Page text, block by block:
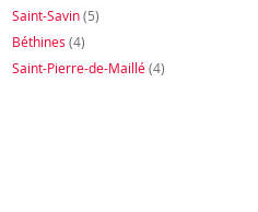
Saint-Savin(5)
Béthines (4)
Saint-Pierre-de-Maillé(4)